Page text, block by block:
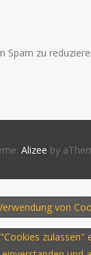
Spam zu
Alizee by
von